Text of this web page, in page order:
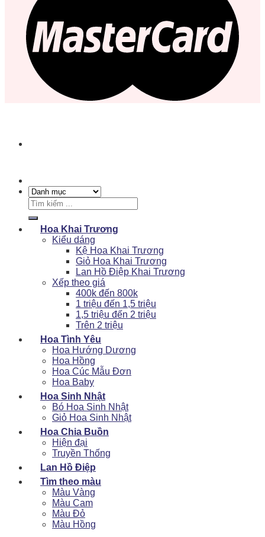
Tìm
kiếm:
Hoa Khai Trương
Kiểu dáng
Kệ Hoa Khai Trương
Giỏ Hoa Khai Trương
Lan Hồ Điệp Khai Trương
Xếp theo giá
400k đến 800k
1 triệu đến 1,5 triệu
1,5 triệu đến 2 triệu
Trên 2 triệu
Hoa Tình Yêu
Hoa Hướng Dương
Hoa Hồng
Hoa Cúc Mẫu Đơn
Hoa Baby
Hoa Sinh Nhật
Bó Hoa Sinh Nhật
Giỏ Hoa Sinh Nhật
Hoa Chia Buồn
Hiện đại
Truyền Thống
Lan Hồ Điệp
Tìm theo màu
Màu Vàng
Màu Cam
Màu Đỏ
Màu Hồng